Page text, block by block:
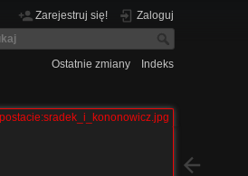
Zarejestruj się! Zaloguj
Ostatnie zmiany Indeks
postacie:sradek_i_kononowicz.jpg